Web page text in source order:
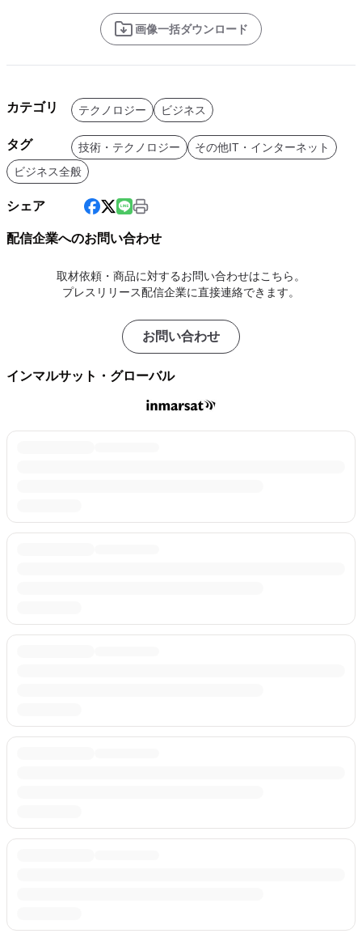
画像一括ダウンロード
カテゴリ テクノロジー ビジネス
タグ 技術・テクノロジー
その他IT・インターネット
ビジネス全般
シェア
配信企業へのお問い合わせ
取材依頼・商品に対するお問い合わせはこちら。
プレスリリース配信企業に直接連絡できます。
お問い合わせ
インマルサット・グローバル